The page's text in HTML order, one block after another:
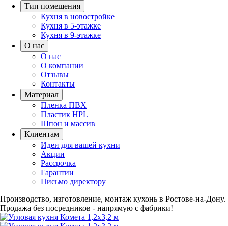
Тип помещения
Кухня в новостройке
Кухня в 5-этажке
Кухня в 9-этажке
О нас
О нас
О компании
Отзывы
Контакты
Материал
Пленка ПВХ
Пластик HPL
Шпон и массив
Клиентам
Идеи для вашей кухни
Акции
Рассрочка
Гарантии
Письмо директору
Производство, изготовление, монтаж кухонь в Ростове-на-Дону.
Продажа без посредников - напрямую с фабрики!